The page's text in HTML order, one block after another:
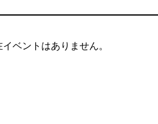
ベントはありません。